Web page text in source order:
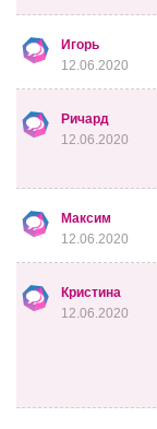
Игорь
12.06.2020
Ричард
12.06.2020
Максим
12.06.2020
Кристина
12.06.2020